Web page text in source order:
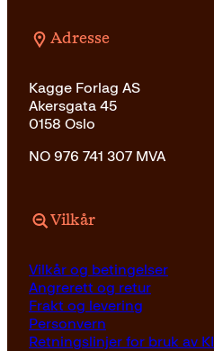
Adresse
Kagge Forlag AS
Akersgata 45
0158 Oslo
NO 976 741 307 MVA
Vilkår
Vilkår og betingelser
Angrerett og retur
Frakt og levering
Personvern
Retningslinjer for bruk av KI